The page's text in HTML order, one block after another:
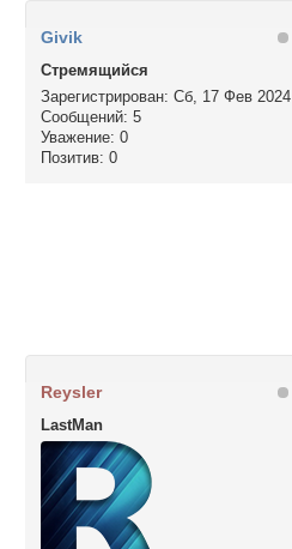
Givik
Стремящийся
Зарегистрирован: Сб, 17 Фев 2024
Сообщений: 5
Уважение: 0
Позитив: 0
Reysler
LastMan